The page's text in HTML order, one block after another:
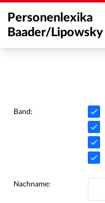
Personenlexika
Baader/Lipowsky
Band:
Nachname: